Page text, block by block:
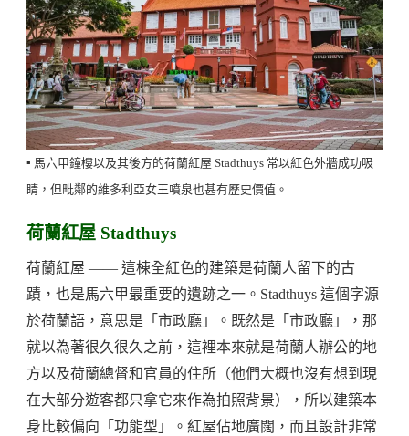
▪️ 馬六甲鐘樓以及其後方的荷蘭紅屋 Stadthuys 常以紅色外牆成功吸
睛，但毗鄰的維多利亞女王噴泉也甚有歷史價值。
荷蘭紅屋 Stadthuys
荷蘭紅屋 —— 這棟全紅色的建築是荷蘭人留下的古
蹟，也是馬六甲最重要的遺跡之一。Stadthuys 這個字源
於荷蘭語，意思是「市政廳」。既然是「市政廳」，那
就以為著很久很久之前，這裡本來就是荷蘭人辦公的地
方以及荷蘭總督和官員的住所（他們大概也沒有想到現
在大部分遊客都只拿它來作為拍照背景），所以建築本
身比較偏向「功能型」。紅屋佔地廣闊，而且設計非常